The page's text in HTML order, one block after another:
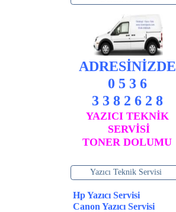
ADRESİNİZDE
0 5 3 6
3 3 8 2 6 2 8
YAZICI TEKNİK
SERVİSİ
TONER DOLUMU
Yazıcı Teknik Servisi
Hp Yazıcı Servisi
Canon Yazıcı Servisi